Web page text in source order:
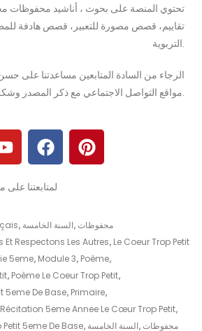
تحتوي المنصة على بحوث ، أناشيد محفوظات
تقاييم، قصص مصورة للتعبير، قصص هادفة
الرجاء من السادة المتابعين مساعدتنا على
لمتابعتنا على
, السنة الخامسة,محفوظات
Et Respectons Les Autres, Le Coeur Trop Petit
5eme, Module 3, Poème,
, Poème Le Coeur Trop Petit,
5eme De Base, Primaire,
Récitation 5eme Annee Le Cœur Trop Petit,
5eme De Base, السنة الخامسة,محفوظات